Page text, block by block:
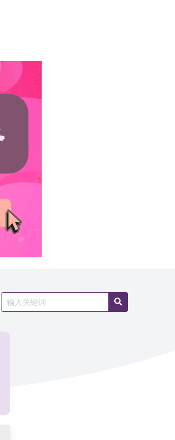
Search
for:
Search